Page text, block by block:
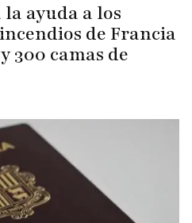
ayuda a los
de Francia
300 camas de